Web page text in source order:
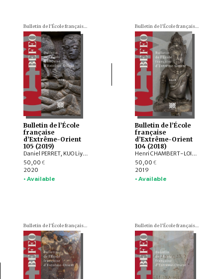
Bulletin de l'École française d'Extrême-Orient (BEFEO)
Bulletin de l’École
française
d’Extrême-Orient
105 (2019)
Daniel PERRET, KUO Liying, Andrew HARDY, Frédéric GIRARD, Jiří JÁKL, Pauline SEBILLAUD, LIU Xiaoxi, AGUSTIJANTO INDRAJAYA, Véronique DEGROOT, Franciscus VERELLEN, Nicolas CANE, INDUNG PANCA PUTRA, ARY SETYASTUTI, SUBAGYO PRAMUMIJOYO, AGNI SESARIA MOCHTAR, Patrick DALY, Edmund EDWARDS MCKINNON, R. Michael FEENER, TAI YEW SENG , ARDIANSYAH , Andrew PARNELL, NIZAMUDDIN , Nazli ISMAIL, Kerry SIEH, Jedrzej MAJEWSKI, Max DEEG, Elizabeth BERGER, HOU Kan, SUKAWATI SUSETYO, MOHD. SHERMAN BIN SAUFFI
50,00 €
2020
• Available
Bulletin de l'École française d'Extrême-Orient (BEFEO)
Bulletin de l’École
française
d’Extrême-Orient
104 (2018)
Henri CHAMBERT-LOIR, Hubert DELAHAYE, Aude FAVEREAU, Thomas Oliver PRYCE, Brice VINCENT, Pierre BAPTISTE, Andrea ACRI, David BOURGARIT, Grégory KOURILSKY, Lynn ATE, Tin Tin WIN, Louis CHAMPION, Thu Thu WIN, Kalayar MYAT MYAT HTWE, Aye Aye MAR, Baptiste PRADIER, Anna WILLIS, Mathilde MECHLING, Michele STEPHEN, Alexis LYCAS, LEI Yang, William Lloyd GIBSON, CAST:ING
50,00 €
2019
• Available
Bulletin de l'École française d'Extrême-Orient (BEFEO) Bulletin de l'École française d'Extrême-Orient (BEFEO)